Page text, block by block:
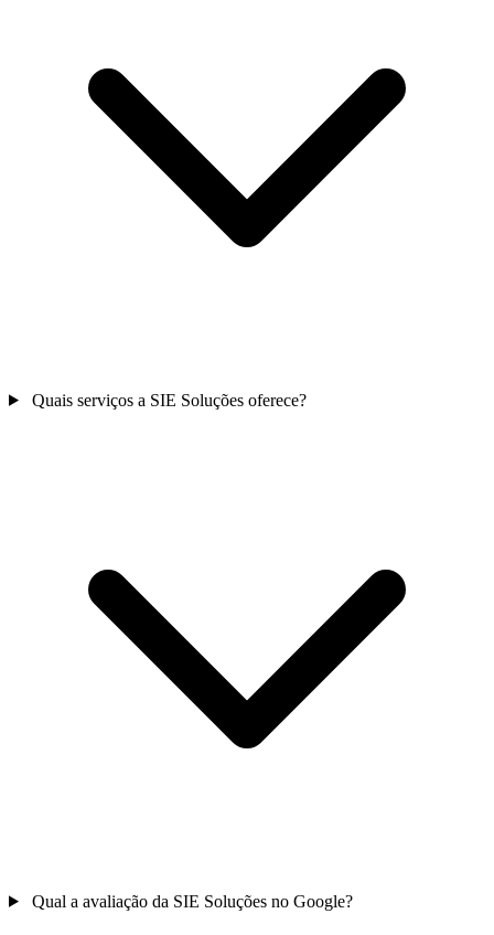
Quais serviços a SIE Soluções oferece?
Qual a avaliação da SIE Soluções no Google?